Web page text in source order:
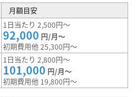
月額目安
1日当たり 2,500円～
92,000 円/月～
初期費用他 25,300円～
1日当たり 2,800円～
101,000 円/月～
初期費用他 19,800円～